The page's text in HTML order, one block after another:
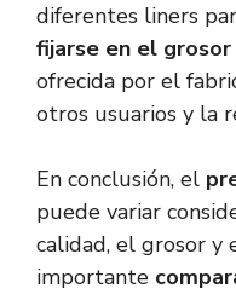
diferentes liners
fijarse en el
ofrecida por el
otros usuarios y la
En conclusión, el
puede variar
calidad, el grosor y
importante